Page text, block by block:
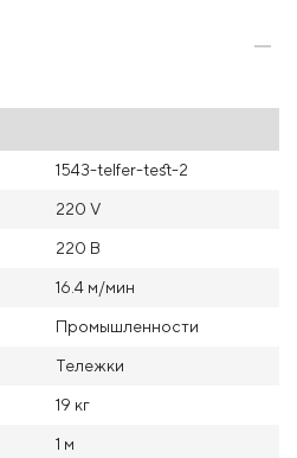
1543-telfer-test-2
220 V
220 В
16.4 м/мин
Промышленности
Тележки
19 кг
1 м